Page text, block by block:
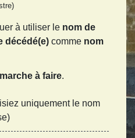
à utiliser le nom de
décédé(e) comme nom
à faire.
uniquement le nom